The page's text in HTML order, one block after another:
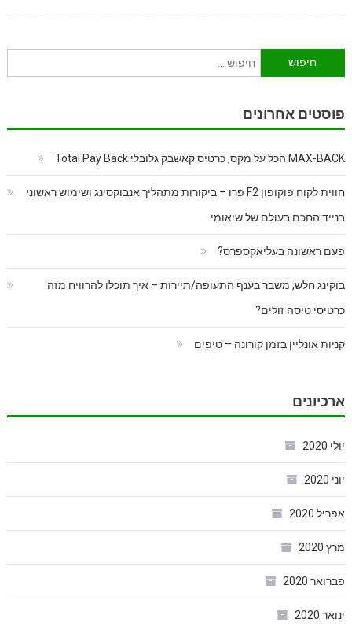
חיפוש:
פוסטים אחרונים
MAX-BACK הכל על מקס, כרטיס קאשבק גלובלי Total Pay Back
חווית לקוח פוקופון F2 פרו – ביקורות מתהליך אנבוקסינג ושימוש ראשוני
בנייד החכם בעולם של שיאומי
פעם ראשונה בעליאקספרס?
בוקינג חלש, משבר בענף התעופה/תיירות – איך תוכלו להרוויח מזה
כרטיסי טיסה זולים?
קניות אונליין בזמן קורונה – טיפים
ארכיונים
יולי 2020
יוני 2020
אפריל 2020
מרץ 2020
פברואר 2020
ינואר 2020